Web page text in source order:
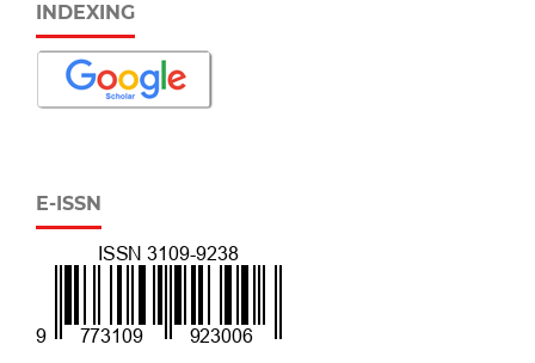
INDEXING
E-ISSN